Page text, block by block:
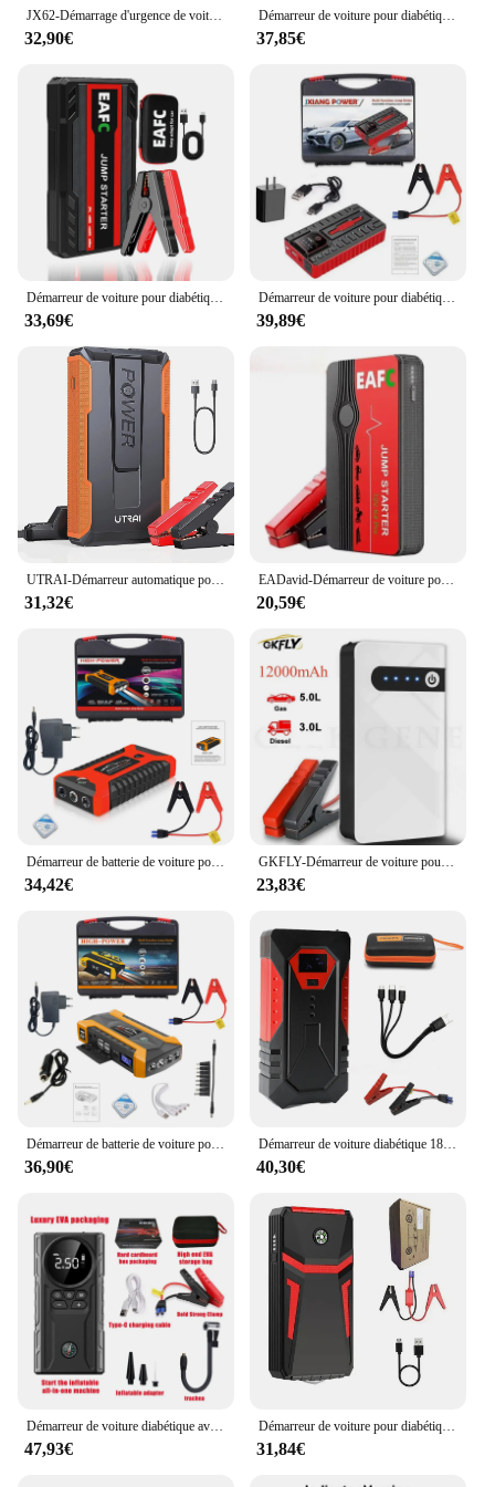
JX62-Démarrage d'urgence de voiture, démarreur multifonctionnel pour diabétique, chargeur de batterie de voiture, dispositif d'appoint automatique, éclairage d'urgence, 12V
32,90€
Démarreur de voiture pour diabétique, banque d'alimentation portable, booster de batterie de voiture, chargeur, dispositif de démarrage, éclairage de démarrage d'urgence automatique, 12V, 12000mAh
37,85€
Démarreur de voiture pour diabétique, chargeur de batterie de voiture portable, dispositif de démarrage automatique, booster d'urgence diesel doré, 600A-2000A, 12V
33,69€
Démarreur de voiture pour diabétique, batterie externe portable, outils d'appoint, chargeur de batterie, éclairage de démarrage d'urgence automatique, 49800mAh
39,89€
31,32€
EADavid-Démarreur de voiture pour diabétique, outil de démarrage de batterie de voiture, chargeur d'appoint de batterie 12V, banque d'alimentation d'urgence, dispositif de démarrage extérieur, 600A
20,59€
34,42€ 23,83€
36,90€
Démarreur de voiture diabétique 18000mAh, batterie externe, chargeur de batterie de voiture diesel doré, démarrage automatique, booster pour démarrer Ca, nouveau sous A
40,30€
47,93€
Démarreur de voiture pour diabétique, booster de batterie, démarrage, chargeur de voiture, banque d'alimentation portable, dispositif de démarrage automatique d'urgence, 30000mAh
31,84€